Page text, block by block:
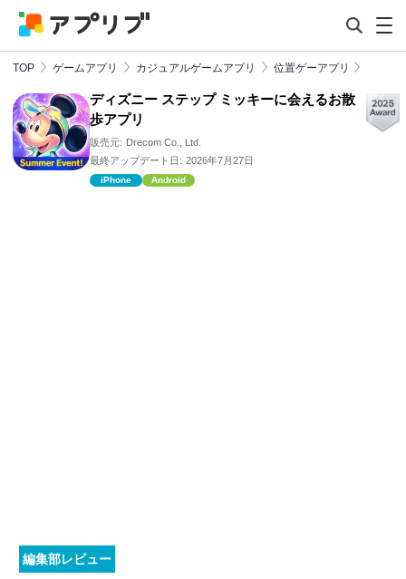
TOP ゲームアプリ カジュアルゲームアプリ 位置ゲーアプリ
ディズニー ステップ ミッキーに会えるお散
歩アプリ
販売元: Drecom Co., Ltd.
最終アップデート日: 2026年7月27日
iPhone Android
編集部レビュー